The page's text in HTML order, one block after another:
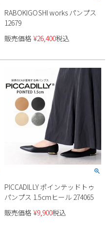
RABOKIGOSHI works パンプス
12679
販売価格 ¥26,400税込
PICCADILLY ポインテッドトゥ
パンプス 1.5cmヒール 274065
販売価格 ¥9,900税込